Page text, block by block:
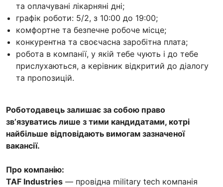
та оплачувані лікарняні дні;
графік роботи: 5/2, з 10:00 до 19:00;
комфортне та безпечне робоче місце;
конкурентна та своєчасна заробітна плата;
робота в компанії, у якій тебе чують і до тебе
прислухаються, а керівник відкритий до діалогу
та пропозицій.
Роботодавець залишає за собою право
звʼязуватись лише з тими кандидатами, котрі
найбільше відповідають вимогам зазначеної
вакансії.
Про компанію:
TAF Industries — провідна military tech компанія